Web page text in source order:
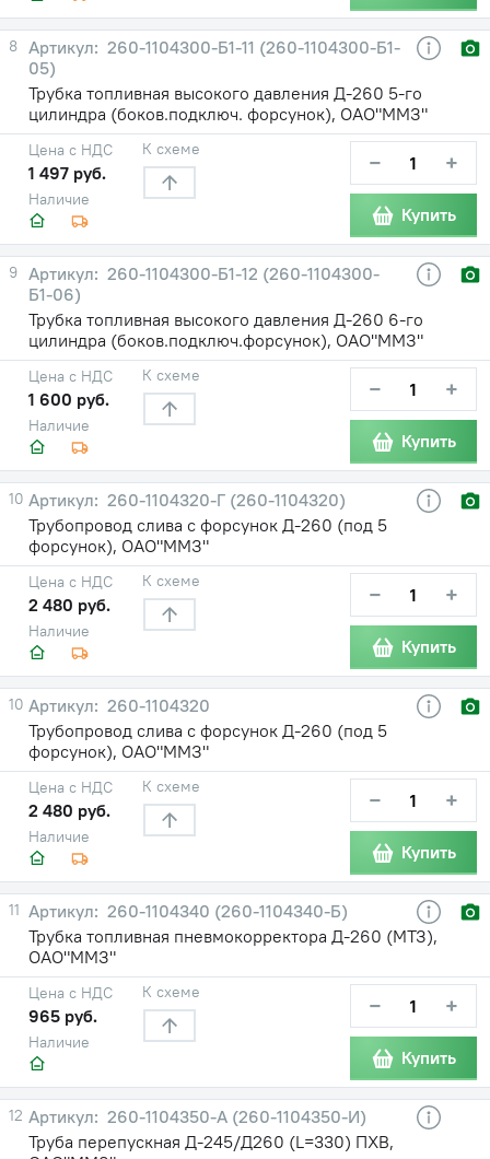
8
260-1104300-Б1-11 (260-1104300-Б1-
05)
Трубка топливная высокого давления Д-260 5-го
цилиндра (боков.подключ. форсунок), ОАО"ММЗ"
Наличие
Цена с НДС
1 497 руб.
К схеме − +
Купить
9
260-1104300-Б1-12 (260-1104300-
Б1-06)
Трубка топливная высокого давления Д-260 6-го
цилиндра (боков.подключ.форсунок), ОАО"ММЗ"
Наличие
Цена с НДС
1 600 руб.
К схеме − +
Купить
10
260-1104320-Г (260-1104320)
Трубопровод слива с форсунок Д-260 (под 5
форсунок), ОАО"ММЗ"
Наличие
Цена с НДС
2 480 руб.
К схеме − +
Купить
10
260-1104320
Трубопровод слива с форсунок Д-260 (под 5
форсунок), ОАО"ММЗ"
Наличие
Цена с НДС
2 480 руб.
К схеме − +
Купить
11
260-1104340 (260-1104340-Б)
Трубка топливная пневмокорректора Д-260 (МТЗ),
ОАО"ММЗ"
Наличие
Цена с НДС
965 руб.
К схеме − +
Купить
12
260-1104350-А (260-1104350-И)
Труба перепускная Д-245/Д260 (L=330) ПХВ,